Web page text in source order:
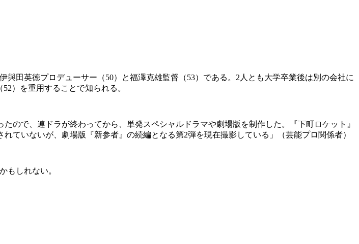
田英徳プロデューサー（50）と福澤克雄監督（53）である。2人とも大学卒業後は別の会社に
）を重用することで知られる。
ので、連ドラが終わってから、単発スペシャルドラマや劇場版を制作した。『下町ロケット』
ていないが、劇場版『新参者』の続編となる第2弾を現在撮影している」（芸能プロ関係者）
もしれない。